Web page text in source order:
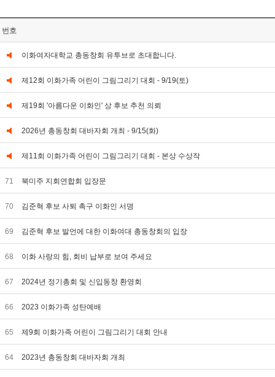
번호
이화여자대학교 총동창회 유투브로 초대합니다.
제12회 이화가족 어린이 그림그리기 대회 - 9/19(토)
제19회 '아름다운 이화인' 상 후보 추천 의뢰
2026년 총동창회 대바자회 개최 - 9/15(화)
제11회 이화가족 어린이 그림그리기 대회 - 본상 수상작
71 북미주 지회연합회 입장문
70 김준혁 후보 사퇴 촉구 이화인 서명
69 김준혁 후보 발언에 대한 이화여대 총동창회의 입장
68 이화 사랑의 힘, 회비 납부로 보여 주세요
67 2024년 정기총회 및 신입동창 환영회
66 2023 이화가족 성탄예배
65 제9회 이화가족 어린이 그림그리기 대회 안내
64 2023년 총동창회 대바자회 개최